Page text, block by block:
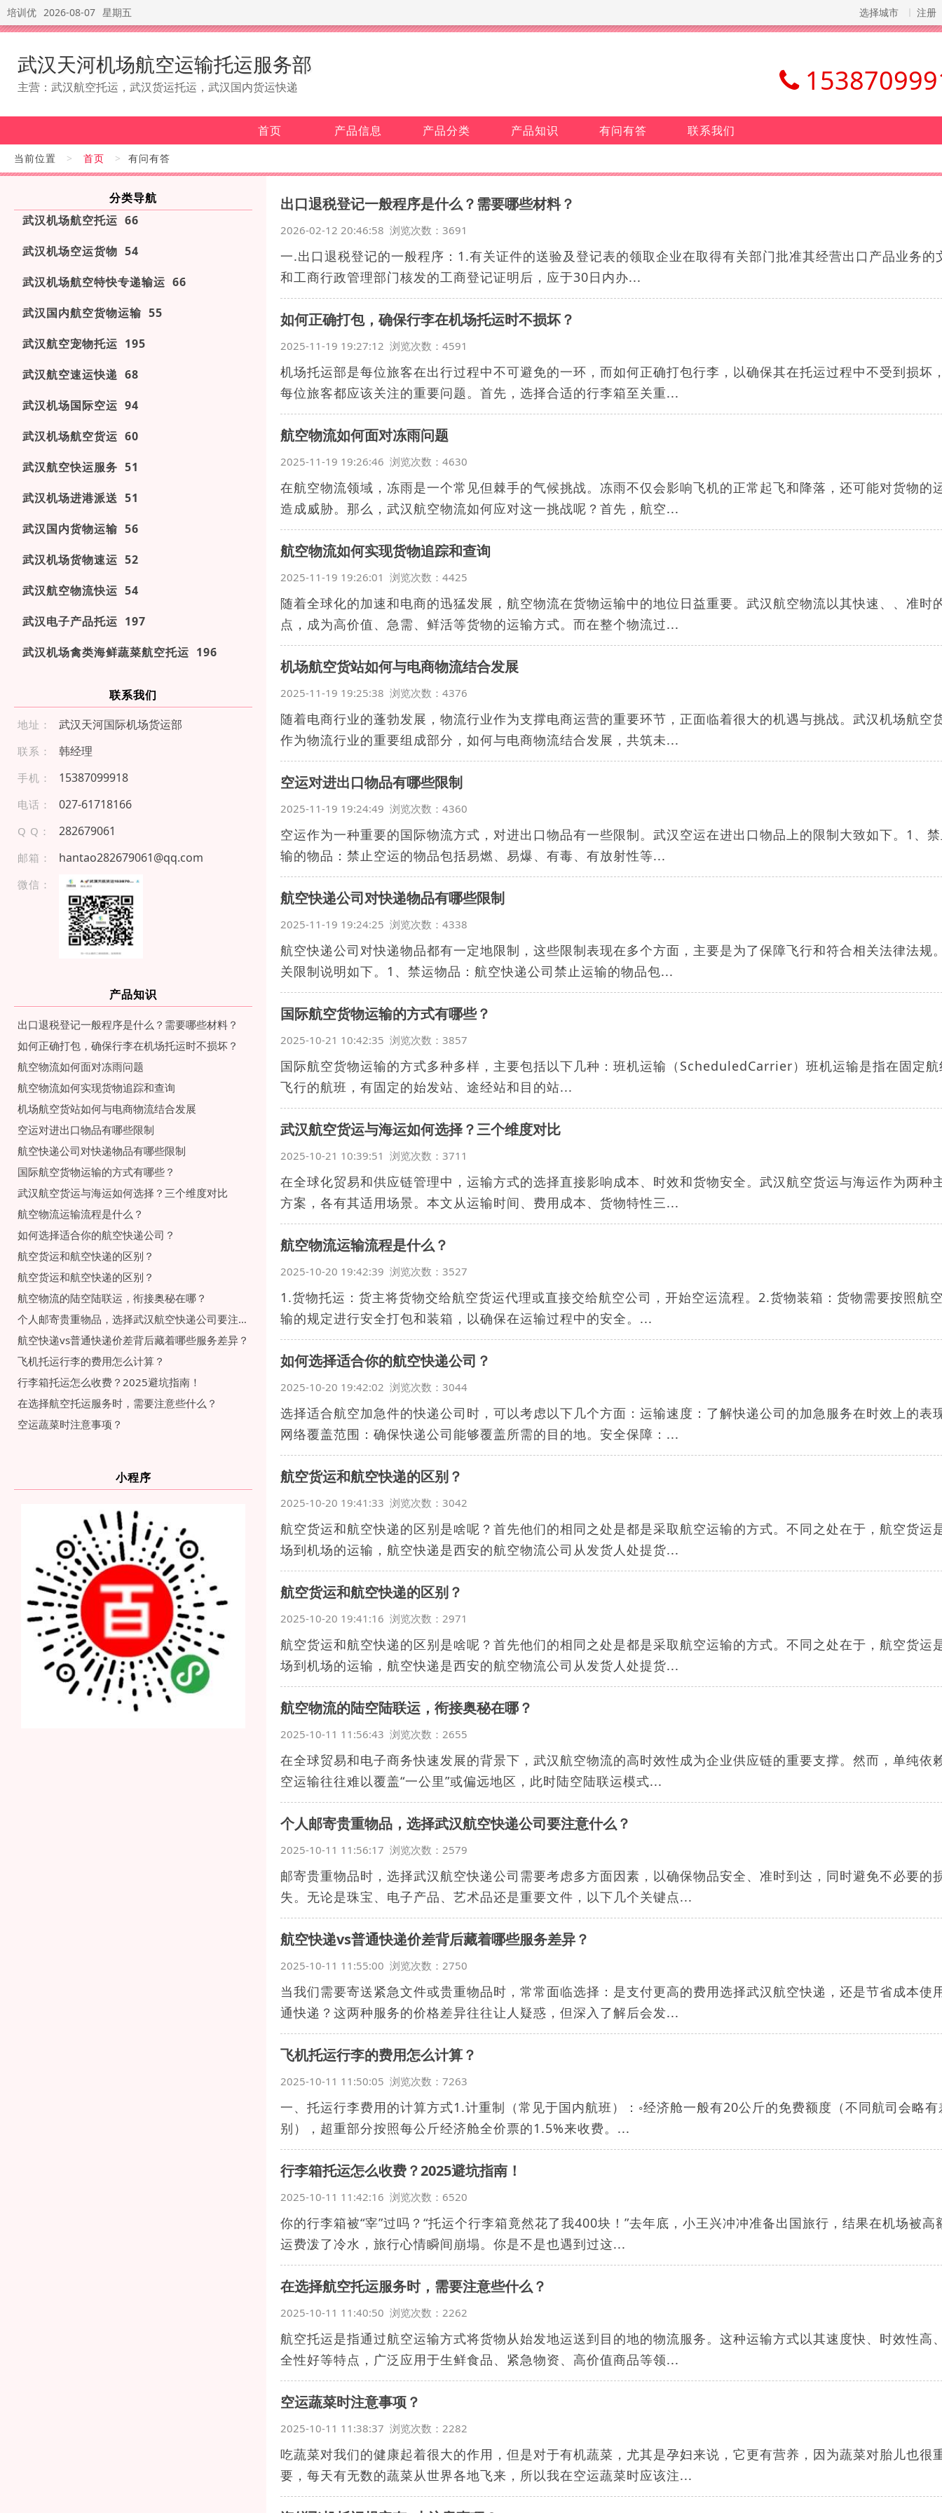
培训优 2026-08-07 星期五 选择城市 注册
武汉天河机场航空运输托运服务部
主营：武汉航空托运，武汉货运托运，武汉国内货运快递
首页 产品信息 产品分类 产品知识 有问有答 联系我们
当前位置 > 首页 > 有问有答
分类导航
武汉机场航空托运 66
武汉机场空运货物 54
武汉机场航空特快专递输运 66
武汉国内航空货物运输 55
武汉航空宠物托运 195
武汉航空速运快递 68
武汉机场国际空运 94
武汉机场航空货运 60
武汉航空快运服务 51
武汉机场进港派送 51
武汉国内货物运输 56
武汉机场货物速运 52
武汉航空物流快运 54
武汉电子产品托运 197
武汉机场禽类海鲜蔬菜航空托运 196
联系我们
地址： 武汉天河国际机场货运部
联系： 韩经理
手机： 15 387 09 9 91 8
电话： 027 -61 71 8 16 6
Q Q： 282679061
邮箱： hantao282679061@qq.com
微信：
产品知识
出口退税登记一般程序是什么？需要哪些材料？
如何正确打包，确保行李在机场托运时不损坏？
航空物流如何面对冻雨问题
航空物流如何实现货物追踪和查询
机场航空货站如何与电商物流结合发展
空运对进出口物品有哪些限制
航空快递公司对快递物品有哪些限制
国际航空货物运输的方式有哪些？
武汉航空货运与海运如何选择？三个维度对比
航空物流运输流程是什么？
如何选择适合你的航空快递公司？
航空货运和航空快递的区别？
航空货运和航空快递的区别？
航空物流的陆空陆联运，衔接奥秘在哪？
个人邮寄贵重物品，选择武汉航空快递公司要注意什么？
航空快递vs普通快递价差背后藏着哪些服务差异？
飞机托运行李的费用怎么计算？
行李箱托运怎么收费？2025避坑指南！
在选择航空托运服务时，需要注意些什么？
空运蔬菜时注意事项？
小程序
出口退税登记一般程序是什么？需要哪些材料？
2026-02-12 20:46:58 浏览次数：3691
一.出口退税登记的一般程序：1.有关证件的送验及登记表的领取企业在取得有关部门批准其经营出口产品业务的
和工商行政管理部门核发的工商登记证明后，应于30日内办...
如何正确打包，确保行李在机场托运时不损坏？
2025-11-19 19:27:12 浏览次数：4591
机场托运部是每位旅客在出行过程中不可避免的一环，而如何正确打包行李，以确保其在托运过程中不受到损坏
每位旅客都应该关注的重要问题。首先，选择合适的行李箱至关重...
航空物流如何面对冻雨问题
2025-11-19 19:26:46 浏览次数：4630
在航空物流领域，冻雨是一个常见但棘手的气候挑战。冻雨不仅会影响飞机的正常起飞和降落，还可能对货物的
造成威胁。那么，武汉航空物流如何应对这一挑战呢？首先，航空...
航空物流如何实现货物追踪和查询
2025-11-19 19:26:01 浏览次数：4425
随着全球化的加速和电商的迅猛发展，航空物流在货物运输中的地位日益重要。武汉航空物流以其快速、、准时
点，成为高价值、急需、鲜活等货物的运输方式。而在整个物流过...
机场航空货站如何与电商物流结合发展
2025-11-19 19:25:38 浏览次数：4376
随着电商行业的蓬勃发展，物流行业作为支撑电商运营的重要环节，正面临着很大的机遇与挑战。武汉机场航空
作为物流行业的重要组成部分，如何与电商物流结合发展，共筑未...
空运对进出口物品有哪些限制
2025-11-19 19:24:49 浏览次数：4360
空运作为一种重要的国际物流方式，对进出口物品有一些限制。武汉空运在进出口物品上的限制大致如下。1、
输的物品：禁止空运的物品包括易燃、易爆、有毒、有放射性等...
航空快递公司对快递物品有哪些限制
2025-11-19 19:24:25 浏览次数：4338
航空快递公司对快递物品都有一定地限制，这些限制表现在多个方面，主要是为了保障飞行和符合相关法律法规
关限制说明如下。1、禁运物品：航空快递公司禁止运输的物品包...
国际航空货物运输的方式有哪些？
2025-10-21 10:42:35 浏览次数：3857
国际航空货物运输的方式多种多样，主要包括以下几种：班机运输（ScheduledCarrier）班机运输是指在固定
飞行的航班，有固定的始发站、途经站和目的站...
武汉航空货运与海运如何选择？三个维度对比
2025-10-21 10:39:51 浏览次数：3711
在全球化贸易和供应链管理中，运输方式的选择直接影响成本、时效和货物安全。武汉航空货运与海运作为两种
方案，各有其适用场景。本文从运输时间、费用成本、货物特性三...
航空物流运输流程是什么？
2025-10-20 19:42:39 浏览次数：3527
1.货物托运：货主将货物交给航空货运代理或直接交给航空公司，开始空运流程。2.货物装箱：货物需要按照航
输的规定进行安全打包和装箱，以确保在运输过程中的安全。...
如何选择适合你的航空快递公司？
2025-10-20 19:42:02 浏览次数：3044
选择适合航空加急件的快递公司时，可以考虑以下几个方面：运输速度：了解快递公司的加急服务在时效上的表
网络覆盖范围：确保快递公司能够覆盖所需的目的地。安全保障：...
航空货运和航空快递的区别？
2025-10-20 19:41:33 浏览次数：3042
航空货运和航空快递的区别是啥呢？首先他们的相同之处是都是采取航空运输的方式。不同之处在于，航空货运
场到机场的运输，航空快递是西安的航空物流公司从发货人处提货...
航空货运和航空快递的区别？
2025-10-20 19:41:16 浏览次数：2971
航空货运和航空快递的区别是啥呢？首先他们的相同之处是都是采取航空运输的方式。不同之处在于，航空货运
场到机场的运输，航空快递是西安的航空物流公司从发货人处提货...
航空物流的陆空陆联运，衔接奥秘在哪？
2025-10-11 11:56:43 浏览次数：2655
在全球贸易和电子商务快速发展的背景下，武汉航空物流的高时效性成为企业供应链的重要支撑。然而，单纯依
空运输往往难以覆盖“一公里”或偏远地区，此时陆空陆联运模式...
个人邮寄贵重物品，选择武汉航空快递公司要注意什么？
2025-10-11 11:56:17 浏览次数：2579
邮寄贵重物品时，选择武汉航空快递公司需要考虑多方面因素，以确保物品安全、准时到达，同时避免不必要的
失。无论是珠宝、电子产品、艺术品还是重要文件，以下几个关键点...
航空快递vs普通快递价差背后藏着哪些服务差异？
2025-10-11 11:55:00 浏览次数：2750
当我们需要寄送紧急文件或贵重物品时，常常面临选择：是支付更高的费用选择武汉航空快递，还是节省成本使
通快递？这两种服务的价格差异往往让人疑惑，但深入了解后会发...
飞机托运行李的费用怎么计算？
2025-10-11 11:50:05 浏览次数：7263
一、托运行李费用的计算方式1.计重制（常见于国内航班）：◦经济舱一般有20公斤的免费额度（不同航司会略有
别），超重部分按照每公斤经济舱全价票的1.5%来收费。...
行李箱托运怎么收费？2025避坑指南！
2025-10-11 11:42:16 浏览次数：6520
你的行李箱被“宰”过吗？“托运个行李箱竟然花了我400块！”去年底，小王兴冲冲准备出国旅行，结果在机场被高
运费泼了冷水，旅行心情瞬间崩塌。你是不是也遇到过这...
在选择航空托运服务时，需要注意些什么？
2025-10-11 11:40:50 浏览次数：2262
航空托运是指通过航空运输方式将货物从始发地运送到目的地的物流服务。这种运输方式以其速度快、时效性高
全性好等特点，广泛应用于生鲜食品、紧急物资、高价值商品等领...
空运蔬菜时注意事项？
2025-10-11 11:38:37 浏览次数：2282
吃蔬菜对我们的健康起着很大的作用，但是对于有机蔬菜，尤其是孕妇来说，它更有营养，因为蔬菜对胎儿也很
要，每天有无数的蔬菜从世界各地飞来，所以我在空运蔬菜时应该注...